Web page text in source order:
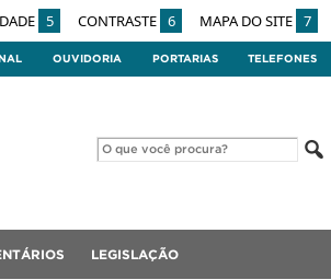
5 CONTRASTE 6 MAPA DO SITE 7
OUVIDORIA PORTARIAS TELEFONES
LEGISLAÇÃO